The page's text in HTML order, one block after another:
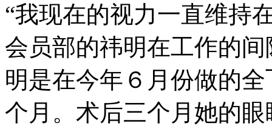
“我现在的视力一直维持
会员部的祎明在工作的
明是在今年６月份做的
个月。术后三个月她的